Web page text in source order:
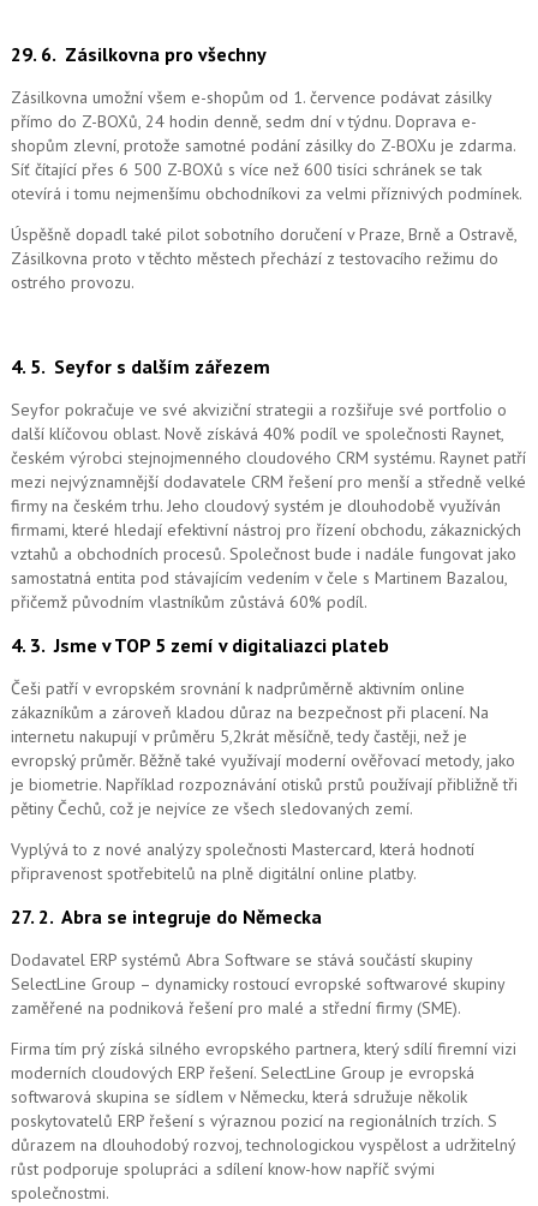
29. 6. Zásilkovna pro všechny
Zásilkovna umožní všem e-shopům od 1. července podávat zásilky
přímo do Z-BOXů, 24 hodin denně, sedm dní v týdnu. Doprava e-
shopům zlevní, protože samotné podání zásilky do Z-BOXu je zdarma.
Síť čítající přes 6 500 Z-BOXů s více než 600 tisíci schránek se tak
otevírá i tomu nejmenšímu obchodníkovi za velmi příznivých podmínek.
Úspěšně dopadl také pilot sobotního doručení v Praze, Brně a Ostravě,
Zásilkovna proto v těchto městech přechází z testovacího režimu do
ostrého provozu.
4. 5. Seyfor s dalším zářezem
Seyfor pokračuje ve své akviziční strategii a rozšiřuje své portfolio o
další klíčovou oblast. Nově získává 40% podíl ve společnosti Raynet,
českém výrobci stejnojmenného cloudového CRM systému. Raynet patří
mezi nejvýznamnější dodavatele CRM řešení pro menší a středně velké
firmy na českém trhu. Jeho cloudový systém je dlouhodobě využíván
firmami, které hledají efektivní nástroj pro řízení obchodu, zákaznických
vztahů a obchodních procesů. Společnost bude i nadále fungovat jako
samostatná entita pod stávajícím vedením v čele s Martinem Bazalou,
přičemž původním vlastníkům zůstává 60% podíl.
4. 3.Jsme v TOP 5 zemí v digitaliazci plateb
Češi patří v evropském srovnání k nadprůměrně aktivním online
zákazníkům a zároveň kladou důraz na bezpečnost při placení. Na
internetu nakupují v průměru 5,2krát měsíčně, tedy častěji, než je
evropský průměr. Běžně také využívají moderní ověřovací metody, jako
je biometrie. Například rozpoznávání otisků prstů používají přibližně tři
pětiny Čechů, což je nejvíce ze všech sledovaných zemí.
Vyplývá to z nové analýzy společnosti Mastercard, která hodnotí
připravenost spotřebitelů na plně digitální online platby.
27. 2. Abra se integruje do Německa
Dodavatel ERP systémů Abra Software se stává součástí skupiny
SelectLine Group – dynamicky rostoucí evropské softwarové skupiny
zaměřené na podniková řešení pro malé a střední firmy (SME).
Firma tím prý získá silného evropského partnera, který sdílí firemní vizi
moderních cloudových ERP řešení. SelectLine Group je evropská
softwarová skupina se sídlem v Německu, která sdružuje několik
poskytovatelů ERP řešení s výraznou pozicí na regionálních trzích. S
důrazem na dlouhodobý rozvoj, technologickou vyspělost a udržitelný
růst podporuje spolupráci a sdílení know-how napříč svými
společnostmi.